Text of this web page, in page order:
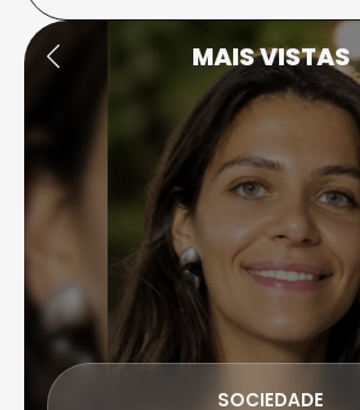
MAIS VISTAS
SOCIEDADE